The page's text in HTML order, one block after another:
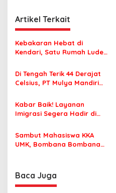
g
a
s
i
p
o
s
Artikel Terkait
Kebakaran Hebat di
Kendari, Satu Rumah Ludes
Di Tengah Terik 44 Derajat
Celsius, PT Mulya Mandiri
Jamaah Tetap Sehat dan
Nyaman Beribadah
Kabar Baik! Layanan
Imigrasi Segera Hadir di
Perlu Lagi ke Kendari
Sambut Mahasiswa KKA
UMK, Bombana Bombana
Baca Juga